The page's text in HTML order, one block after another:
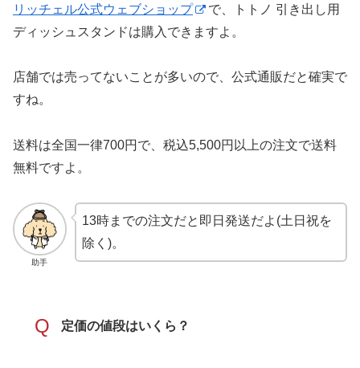
リッチェル公式ウェブショップ
で、トトノ 引き出し用
ディッシュスタンドは購入できますよ。
店舗では売ってないことが多いので、公式通販だと確実で
すね。
送料は全国一律700円で、税込5,500円以上の注文で送料
無料ですよ。
助手
13時までの注文だと即日発送だよ(土日祝を
除く)。
Q 定価の値段はいくら？